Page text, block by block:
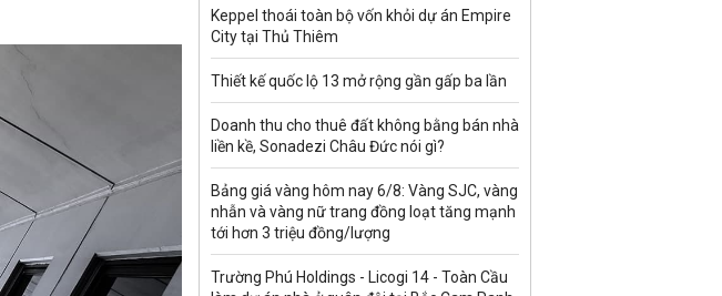
Keppel thoái toàn bộ vốn khỏi dự án Empire
City tại Thủ Thiêm
Thiết kế quốc lộ 13 mở rộng gần gấp ba lần
Doanh thu cho thuê đất không bằng bán nhà
liền kề, Sonadezi Châu Đức nói gì?
Bảng giá vàng hôm nay 6/8: Vàng SJC, vàng
nhẫn và vàng nữ trang đồng loạt tăng mạnh
tới hơn 3 triệu đồng/lượng
Trường Phú Holdings - Licogi 14 - Toàn Cầu